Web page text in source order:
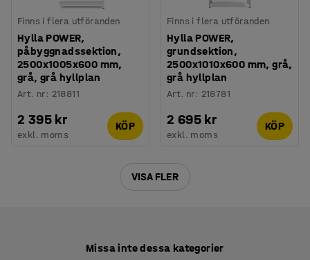
Finns i flera utföranden
Hylla POWER,
påbyggnadssektion,
2500x1005x600 mm,
grå, grå hyllplan
Art. nr: 218811
2 395 kr
exkl. moms
KÖP
Finns i flera utföranden
Hylla POWER,
grundsektion,
2500x1010x600 mm, grå,
grå hyllplan
Art. nr: 218781
2 695 kr
exkl. moms
KÖP
VISA FLER
Missa inte dessa kategorier